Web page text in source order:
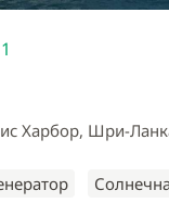
Харбор, Шри-